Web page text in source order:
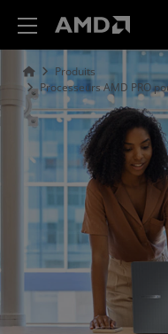
Produits
Processeurs AMD PRO